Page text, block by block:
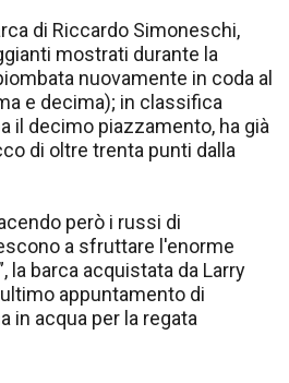
di Riccardo Simoneschi,
mostrati durante la
nuovamente in coda al
e decima); in classifica
il decimo piazzamento, ha già
di oltre trenta punti dalla
però i russi di
a sfruttare l'enorme
la barca acquistata da Larry
appuntamento di
in acqua per la regata